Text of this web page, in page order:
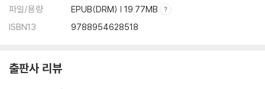
파일/용량
EPUB(DRM) | 19.77MB
ISBN13
9788954628518
출판사 리뷰